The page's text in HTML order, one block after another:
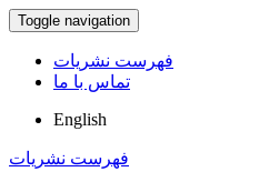
Toggle navigation
فهرست نشریات
تماس با ما
English
فهرست نشریات